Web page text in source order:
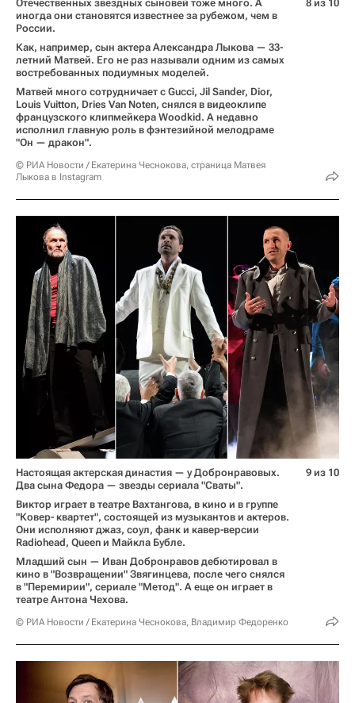
Отечественных звездных сыновей тоже много. А
иногда они становятся известнее за рубежом, чем в
России.
Как, например, сын актера Александра Лыкова — 33-
летний Матвей. Его не раз называли одним из самых
востребованных подиумных моделей.
Матвей много сотрудничает с Gucci, Jil Sander, Dior,
Louis Vuitton, Dries Van Noten, снялся в видеоклипе
французского клипмейкера Woodkid. А недавно
исполнил главную роль в фэнтезийной мелодраме
"Он — дракон".
© РИА Новости / Екатерина Чеснокова, страница Матвея
Лыкова в Instagram
8 из 10
Настоящая актерская династия — у Добронравовых.
Два сына Федора — звезды сериала "Сваты".
Виктор играет в театре Вахтангова, в кино и в группе
"Ковер- квартет", состоящей из музыкантов и актеров.
Они исполняют джаз, соул, фанк и кавер-версии
Radiohead, Queen и Майкла Бубле.
Младший сын — Иван Добронравов дебютировал в
кино в "Возвращении" Звягинцева, после чего снялся
в "Перемирии", сериале "Метод". А еще он играет в
театре Антона Чехова.
© РИА Новости / Екатерина Чеснокова, Владимир Федоренко
9 из 10